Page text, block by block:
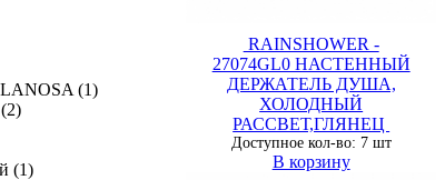
(1)
(1)
RAINSHOWER -
27074GL0 НАСТЕННЫЙ
ДЕРЖАТЕЛЬ ДУША,
ХОЛОДНЫЙ
РАССВЕТ,ГЛЯНЕЦ
Доступное кол-во: 7 шт
В корзину